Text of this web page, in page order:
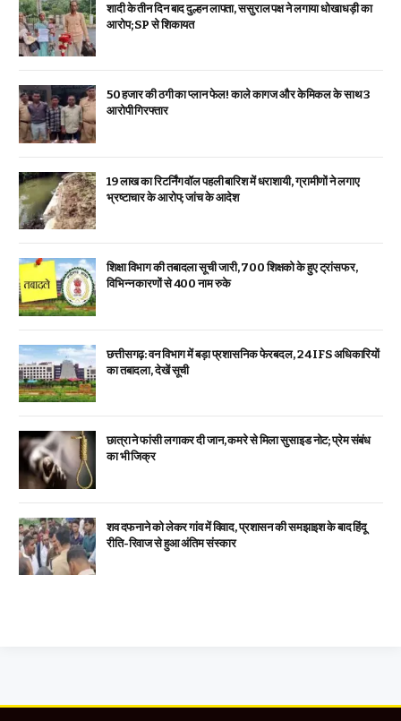
शादी के तीन दिन बाद दुल्हन लापता, ससुराल पक्ष ने लगाया धोखाधड़ी का
आरोप; SP से शिकायत
₹50 हजार की ठगी का प्लान फेल! काले कागज और केमिकल के साथ 3
आरोपी गिरफ्तार
19 लाख का रिटर्निंग वॉल पहली बारिश में धराशायी, ग्रामीणों ने लगाए
भ्रष्टाचार के आरोप; जांच के आदेश
शिक्षा विभाग की तबादला सूची जारी, 700 शिक्षको के हुए ट्रांसफर,
विभिन्न कारणों से 400 नाम रुके
छत्तीसगढ़: वन विभाग में बड़ा प्रशासनिक फेरबदल, 24 IFS अधिकारियों
का तबादला, देखें सूची
छात्रा ने फांसी लगाकर दी जान, कमरे से मिला सुसाइड नोट; प्रेम संबंध
का भी जिक्र
शव दफनाने को लेकर गांव में विवाद, प्रशासन की समझाइश के बाद हिंदू
रीति-रिवाज से हुआ अंतिम संस्कार